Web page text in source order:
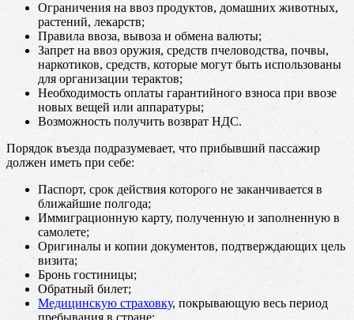
Ограничения на ввоз продуктов, домашних животных,
растений, лекарств;
Правила ввоза, вывоза и обмена валюты;
Запрет на ввоз оружия, средств пчеловодства, почвы,
наркотиков, средств, которые могут быть использованы
для организации терактов;
Необходимость оплаты гарантийного взноса при ввозе
новых вещей или аппаратуры;
Возможность получить возврат НДС.
Порядок въезда подразумевает, что прибывший пассажир
должен иметь при себе:
Паспорт, срок действия которого не заканчивается в
ближайшие полгода;
Иммиграционную карту, полученную и заполненную в
самолете;
Оригиналы и копии документов, подтверждающих цель
визита;
Бронь гостиницы;
Обратный билет;
Медицинскую страховку, покрывающую весь период
пребывания в стране;